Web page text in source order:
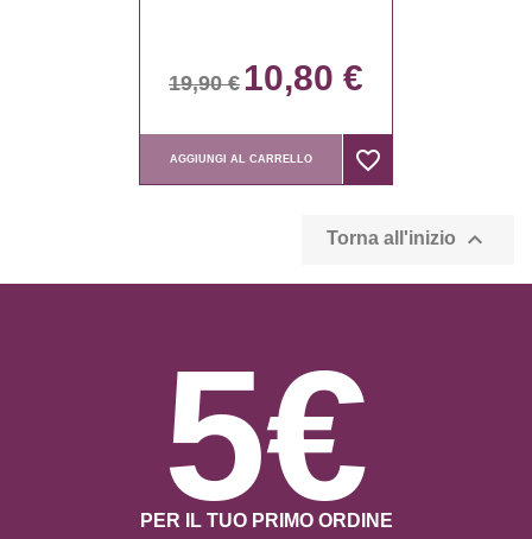
19,90 € 10,80 €
AGGIUNGI AL CARRELLO favorite_border
favorite_border
Torna all'inizio 
5€
PER IL TUO PRIMO ORDINE